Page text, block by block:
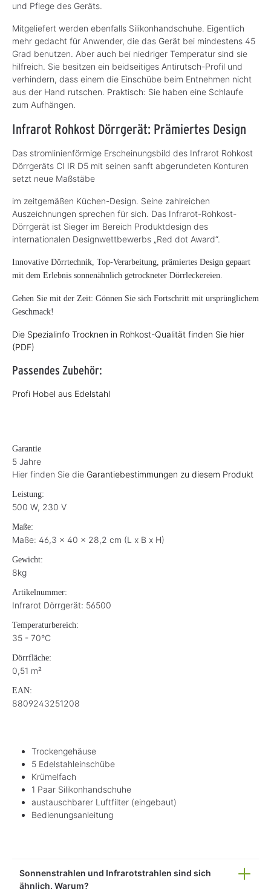
und Pflege des Geräts.
Mitgeliefert werden ebenfalls Silikonhandschuhe. Eigentlich
mehr gedacht für Anwender, die das Gerät bei mindestens 45
Grad benutzen. Aber auch bei niedriger Temperatur sind sie
hilfreich. Sie besitzen ein beidseitiges Antirutsch-Profil und
verhindern, dass einem die Einschübe beim Entnehmen nicht
aus der Hand rutschen. Praktisch: Sie haben eine Schlaufe
zum Aufhängen.
Infrarot Rohkost Dörrgerät: Prämiertes Design
Das stromlinienförmige Erscheinungsbild des Infrarot Rohkost
Dörrgeräts CI IR D5 mit seinen sanft abgerundeten Konturen
setzt neue Maßstäbe
im zeitgemäßen Küchen-Design. Seine zahlreichen
Auszeichnungen sprechen für sich. Das Infrarot-Rohkost-
Dörrgerät ist Sieger im Bereich Produktdesign des
internationalen Designwettbewerbs „Red dot Award“.
Innovative Dörrtechnik, Top-Verarbeitung, prämiertes Design gepaart
mit dem Erlebnis sonnenähnlich getrockneter Dörrleckereien.
Gehen Sie mit der Zeit: Gönnen Sie sich Fortschritt mit ursprünglichem
Geschmack!
Die Spezialinfo Trocknen in Rohkost-Qualität finden Sie hier
(PDF)
Passendes Zubehör:
Profi Hobel aus Edelstahl
Garantie
5 Jahre
Hier finden Sie die Garantiebestimmungen zu diesem Produkt
Leistung:
500 W, 230 V
Maße:
Maße: 46,3 x 40 x 28,2 cm (L x B x H)
Gewicht:
8kg
Artikelnummer:
Infrarot Dörrgerät: 56500
Temperaturbereich:
35 - 70°C
Dörrfläche:
0,51 m²
EAN:
8809243251208
Trockengehäuse
5 Edelstahleinschübe
Krümelfach
1 Paar Silikonhandschuhe
austauschbarer Luftfilter (eingebaut)
Bedienungsanleitung
Sonnenstrahlen und Infrarotstrahlen sind sich
ähnlich. Warum?